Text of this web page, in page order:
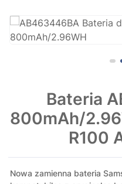
Bateria
800mAh/
R100
Nowa zamienna bateria